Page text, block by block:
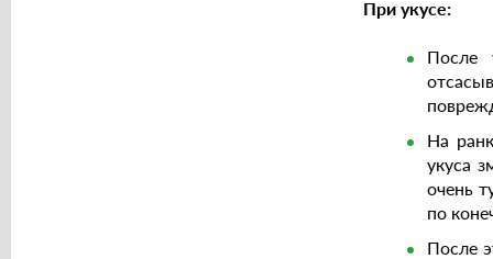
При укусе:
После
На
укуса
очень
по
После